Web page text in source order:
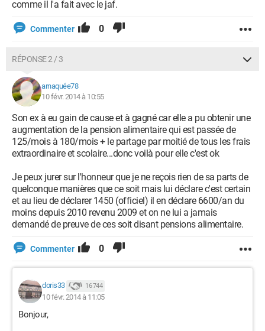
comme il l'a fait avec le jaf.
Commenter 0
RÉPONSE 2 / 3
arnaquée78
10 févr. 2014 à 10:55
Son ex à eu gain de cause et à gagné car elle a pu obtenir une
augmentation de la pension alimentaire qui est passée de
125/mois à 180/mois + le partage par moitié de tous les frais
extraordinaire et scolaire...donc voilà pour elle c'est ok
Je peux jurer sur l'honneur que je ne reçois rien de sa parts de
quelconque manières que ce soit mais lui déclare c'est certain
et au lieu de déclarer 1450 (officiel) il en déclare 6600/an du
moins depuis 2010 revenu 2009 et on ne lui a jamais
demandé de preuve de ces soit disant pensions alimentaire.
Commenter 0
doris33 16 744
10 févr. 2014 à 11:05
Bonjour,